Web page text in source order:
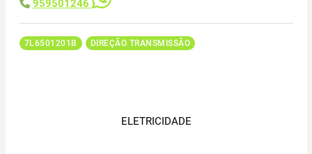
959501246
7L6501201B DIREÇÃO TRANSMISSÃO
ELETRICIDADE